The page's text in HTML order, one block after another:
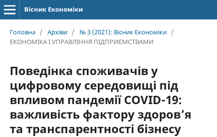
Вісник Економіки
Головна / Архіви / № 3 (2021): Вісник Економіки /
ЕКОНОМІКА І УПРАВЛІННЯ ПІДПРИЄМСТВАМИ
Поведінка споживачів у
цифровому середовищі під
впливом пандемії COVID-19:
важливість фактору здоров’я
та транспарентності бізнесу